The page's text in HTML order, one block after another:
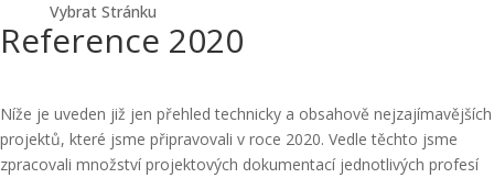
Vybrat Stránku
Reference 2020
Níže je uveden již jen přehled technicky a obsahově nejzajímavějších
projektů, které jsme připravovali v roce 2020. Vedle těchto jsme
zpracovali množství projektových dokumentací jednotlivých profesí